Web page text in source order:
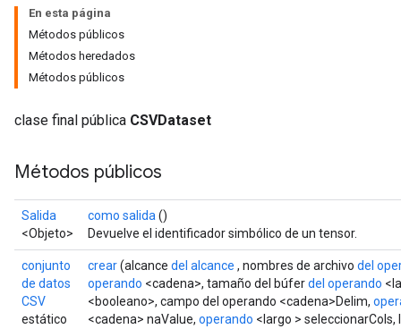
En esta página
Métodos públicos
Métodos heredados
Métodos públicos
clase final pública CSVDataset
Métodos públicos
Salida
<Objeto>
como salida ()
Devuelve el identificador simbólico de un tensor.
conjunto
de datos
CSV
estático
crear(alcance del alcance , nombres de archivo del
operando <cadena>, tamaño del búferdel operando
<booleano>, campo del operando <cadena>Delim,
<cadena> naValue, operando <largo >